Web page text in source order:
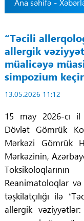
Ana səhifə -
“Təcili
allergik
müalicəyə
simpozium
13.05.2026 11:12
15 may 2026-cı il
Dövlət Gömrük
Mərkəzi Gömrük
Mərkəzinin,
Reanimatoloqlar
təşkilatçılığı ilə
allergik
Regionlar
Elanlar
Gündəm
Tibbi maarifləndirmə
Mühüm hadisələr
COVID-19
ÜST